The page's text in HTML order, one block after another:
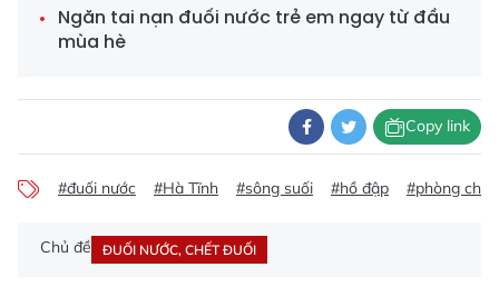
Ngăn tai nạn đuối nước trẻ em ngay từ đầu
mùa hè
Copy link
#đuối nước #Hà Tĩnh #sông suối #hồ đập #phòng
Chủ đề ĐUỐI NƯỚC, CHẾT ĐUỐI